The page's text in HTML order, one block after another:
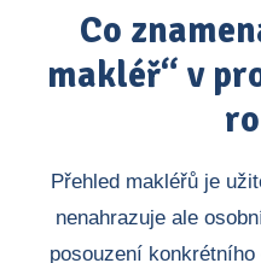
Co
makléř“ v
Přehled makléřů je
nenahrazuje ale
posouzení